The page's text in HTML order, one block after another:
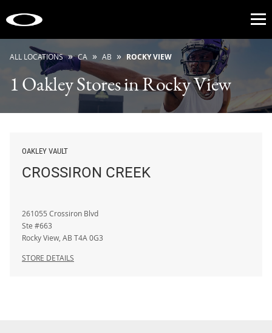
ALL LOCATIONS » CA » AB » ROCKY VIEW
1 Oakley Stores in Rocky View
OAKLEY VAULT
CROSSIRON CREEK
261055 Crossiron Blvd
Ste #663
Rocky View AB T4A 0G3
STORE DETAILS